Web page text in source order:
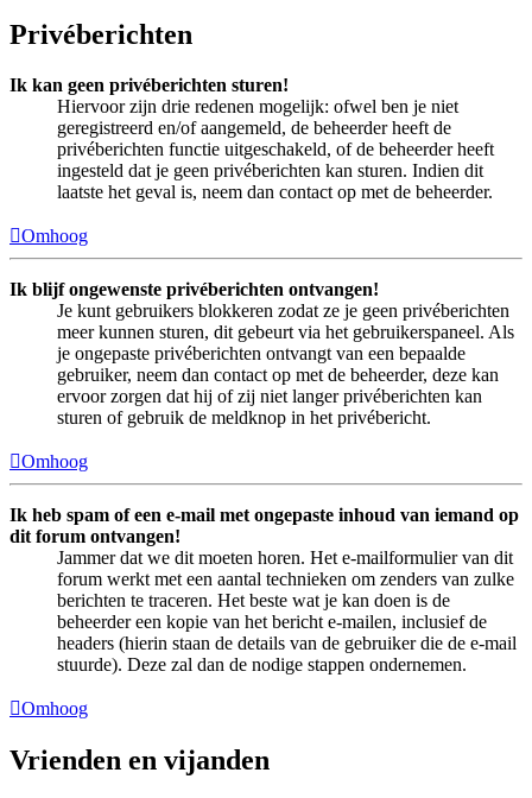
Privéberichten
Ik kan geen privéberichten sturen!
Hiervoor zijn drie redenen mogelijk: ofwel ben je niet
geregistreerd en/of aangemeld, de beheerder heeft de
privéberichten functie uitgeschakeld, of de beheerder heeft
ingesteld dat je geen privéberichten kan sturen. Indien dit
laatste het geval is, neem dan contact op met de beheerder.
Omhoog
Ik blijf ongewenste privéberichten ontvangen!
Je kunt gebruikers blokkeren zodat ze je geen privéberichten
meer kunnen sturen, dit gebeurt via het gebruikerspaneel. Als
je ongepaste privéberichten ontvangt van een bepaalde
gebruiker, neem dan contact op met de beheerder, deze kan
ervoor zorgen dat hij of zij niet langer privéberichten kan
sturen of gebruik de meldknop in het privébericht.
Omhoog
Ik heb spam of een e-mail met ongepaste inhoud van iemand op
dit forum ontvangen!
Jammer dat we dit moeten horen. Het e-mailformulier van dit
forum werkt met een aantal technieken om zenders van zulke
berichten te traceren. Het beste wat je kan doen is de
beheerder een kopie van het bericht e-mailen, inclusief de
headers (hierin staan de details van de gebruiker die de e-mail
stuurde). Deze zal dan de nodige stappen ondernemen.
Omhoog
Vrienden en vijanden